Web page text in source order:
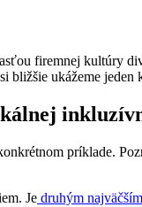
firemnej kultúry
bližšie ukážeme
príklade.
Je druhým